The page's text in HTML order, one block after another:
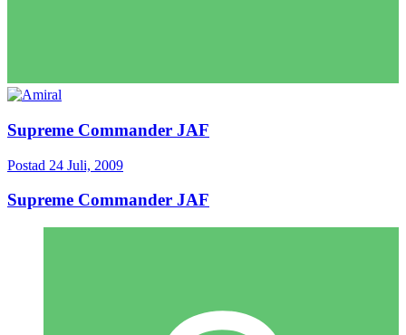
Supreme Commander JAF
Postad 24 Juli, 2009
Supreme Commander JAF